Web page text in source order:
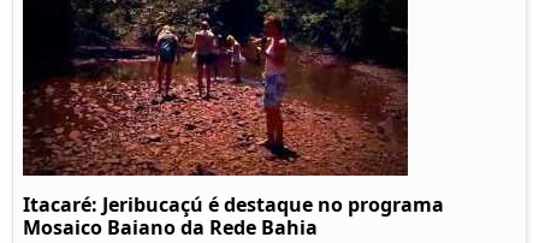
Itacaré: Jeribucaçú é destaque no programa
Mosaico Baiano da Rede Bahia